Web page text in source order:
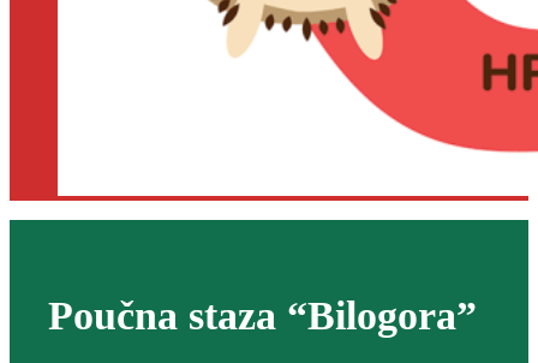
Poučna staza “Bilogora”